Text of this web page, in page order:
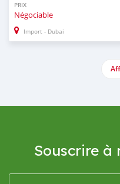
PRIX
Négociable
Import - Dubai
Souscrire à